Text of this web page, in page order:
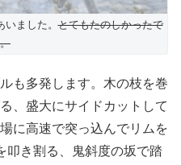
いました。とてもたのしかったで
も多発します。木の枝を巻
、盛大にサイドカットして
に高速で突っ込んでリムを
叩き割る、鬼斜度の坂で踏